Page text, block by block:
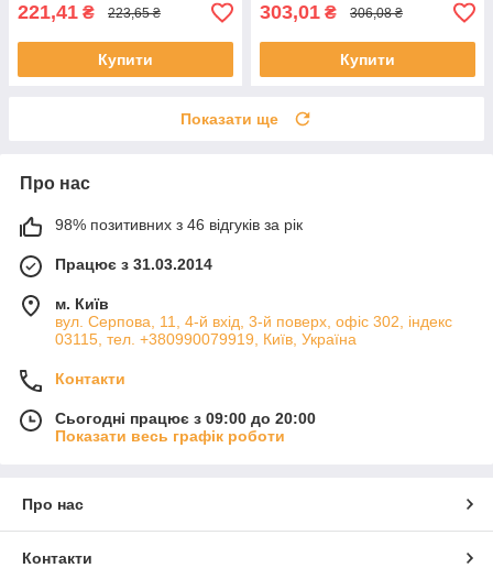
221,41 ₴ 223,65 ₴
Купити
303,01 ₴ 306,08 ₴
Купити
Показати ще
Про нас
98% позитивних з 46 відгуків за рік
Працює з 31.03.2014
м. Київ
вул. Серпова, 11, 4-й вхід, 3-й поверх, офіс 302, індекс
03115, тел. +380990079919, Київ, Україна
Контакти
Сьогодні працює з 09:00 до 20:00
Показати весь графік роботи
Про нас
Контакти